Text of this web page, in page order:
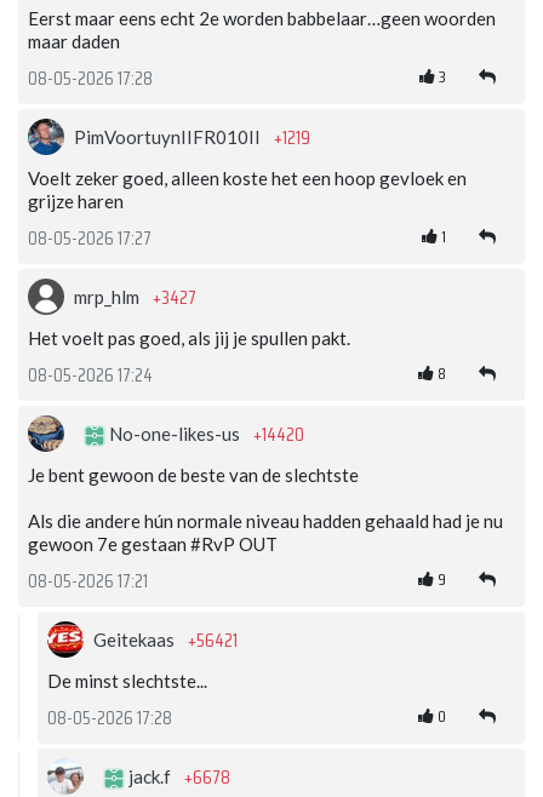
Eerst maar eens echt 2e worden babbelaar…geen woorden
maar daden
08-05-2026 17:28 3
PimVoortuynIIFR010II +1219
Voelt zeker goed, alleen koste het een hoop gevloek en
grijze haren
08-05-2026 17:27 1
mrp_hlm +3427
Het voelt pas goed, als jij je spullen pakt.
08-05-2026 17:24 8
No-one-likes-us +14420
Je bent gewoon de beste van de slechtste
Als die andere hún normale niveau hadden gehaald had je nu
gewoon 7e gestaan #RvP OUT
08-05-2026 17:21 9
Geitekaas +56421
De minst slechtste...
08-05-2026 17:28 0
jack.f +6678